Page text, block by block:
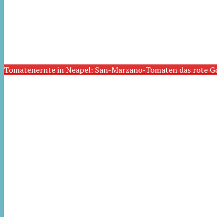
Tomatenernte in Neapel: San-Marzano-Tomaten das rote